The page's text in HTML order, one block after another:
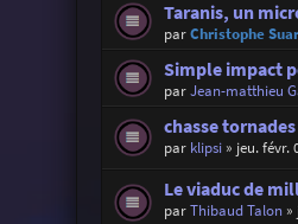
Taranis, un
parChristophe
Simple impact
parJean-matthieu
chasse
par klipsi» jeu. févr.
Le viaduc de
parThibaud Talon»